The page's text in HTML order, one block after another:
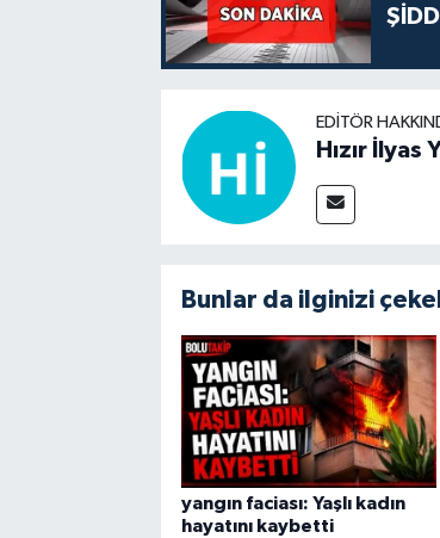
EDITÖR
Hızır İlyas
Bunlar da ilginizi
yangın faciası: Yaşlı kadın
hayatını kaybetti